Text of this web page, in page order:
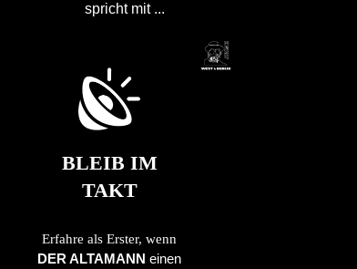
spricht mit ...
BLEIB IM
TAKT
Erfahre als Erster, wenn
DER ALTAMANN einen